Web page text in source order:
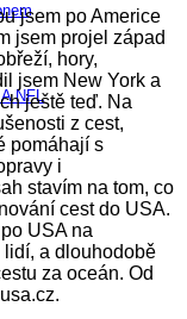
NFL
jsem po Americe
jsem projel západ
hory,
jsem New York a
ještě teď. Na
z cest,
pomáhají s
i
stavím na tom, co
cest do USA.
USA na
lidí, a dlouhodobě
za oceán. Od